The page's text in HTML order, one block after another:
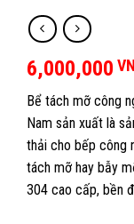
6,000,000
Bể tách mỡ công
Nam sản xuất là
thải cho bếp công
tách mỡ hay bẫy
304 cao cấp, bền